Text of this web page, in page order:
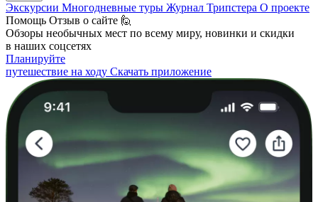
Экскурсии Многодневные туры Журнал Трипстера О проекте
Помощь Отзыв о сайте 🙋
Обзоры необычных мест по всему миру, новинки и скидки
в наших соцсетях
Планируйте
путешествие на ходу Скачать приложение